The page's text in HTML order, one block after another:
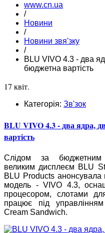
www.cn.ua
/
Новини
/
Новини звя'зку
/
BLU VIVO 4.3 - два
бюджетна вартість
17 квіт.
Категорія: Зв'зок
BLU VIVO 4.3 - два ядра,
вартість
Слідом за
великим дисплеєм BLU
BLU Products
модель - VIVO 4.3,
процесором, слотами
працює під
Cream Sandwich.